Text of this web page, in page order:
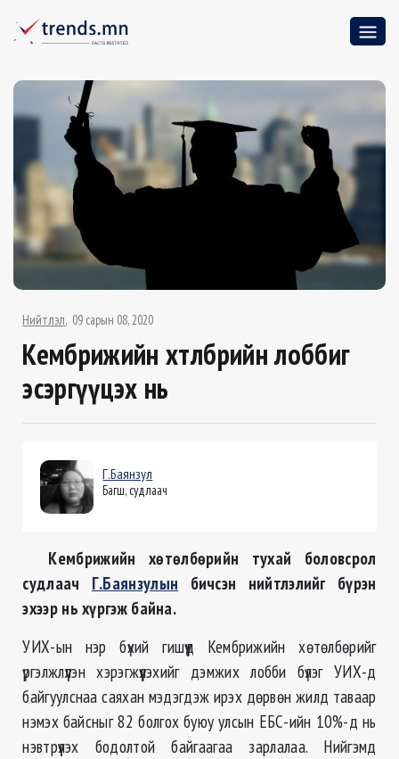
Нийтлэл 09 сарын 08, 2020
Кембрижийн хөтөлбөрийн лоббиг
эсэргүүцэх нь
Г.Баянзул
Багш, судлаач
Кембрижийн хөтөлбөрийн тухай боловсрол
судлаач Г.Баянзулын бичсэн нийтлэлийг бүрэн
эхээр нь хүргэж байна.
УИХ-ын нэр бүхий гишүүд Кембрижийн хөтөлбөрийг
үргэлжлүүлэн хэрэгжүүлэхийг дэмжих лобби бүлэг УИХ-д
байгуулснаа саяхан мэдэгдэж ирэх дөрвөн жилд таваар
нэмэх байсныг 82 болгох буюу улсын ЕБС-ийн 10%-д нь
нэвтрүүлэх бодолтой байгаагаа зарлалаа. Нийгэмд